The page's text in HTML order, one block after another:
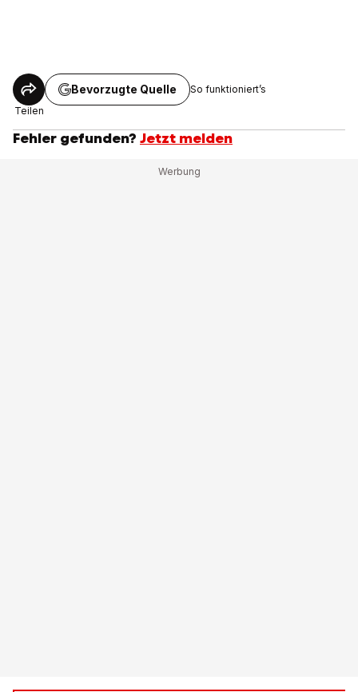
Teilen
Bevorzugte Quelle So funktioniert’s
Fehler gefunden? Jetzt melden